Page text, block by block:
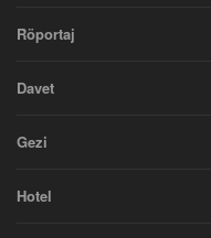
Röportaj
Davet
Gezi
Hotel